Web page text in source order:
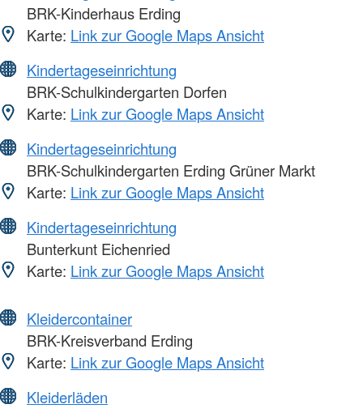
BRK-Kinderhaus Erding
Karte: Link zur Google Maps Ansicht
Kindertageseinrichtung
BRK-Schulkindergarten Dorfen
Karte: Link zur Google Maps Ansicht
Kindertageseinrichtung
BRK-Schulkindergarten Erding Grüner Markt
Karte: Link zur Google Maps Ansicht
Kindertageseinrichtung
Bunterkunt Eichenried
Karte: Link zur Google Maps Ansicht
Kleidercontainer
BRK-Kreisverband Erding
Karte: Link zur Google Maps Ansicht
Kleiderläden